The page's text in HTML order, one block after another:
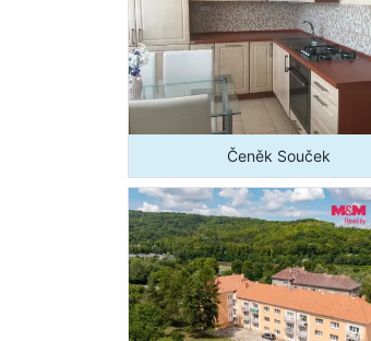
Čeněk Souček